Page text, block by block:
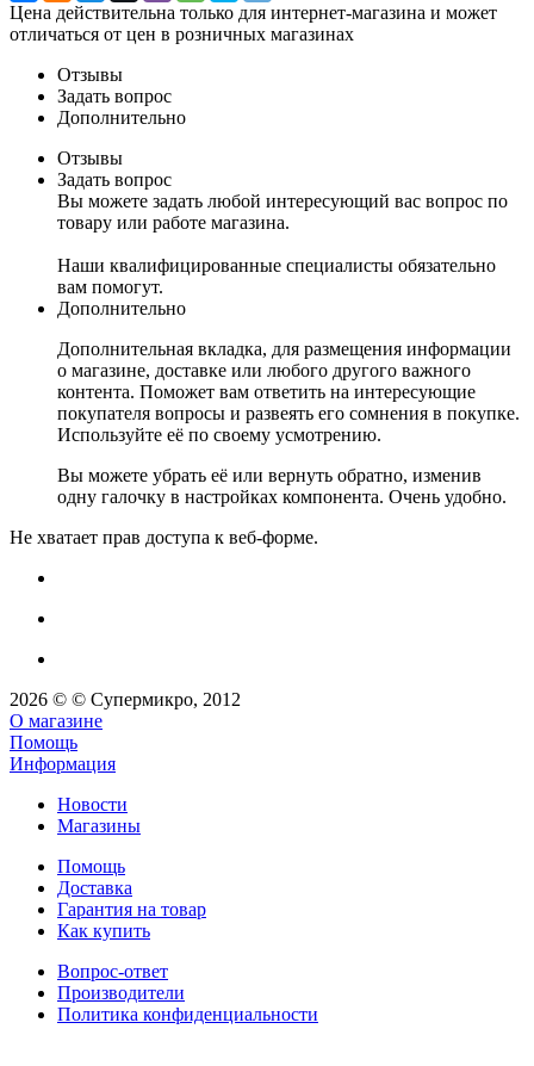
Цена действительна только для интернет-магазина и может
отличаться от цен в розничных магазинах
Отзывы
Задать вопрос
Дополнительно
Отзывы
Задать вопрос
Вы можете задать любой интересующий вас вопрос по
товару или работе магазина.
Наши квалифицированные специалисты обязательно
вам помогут.
Дополнительно
Дополнительная вкладка, для размещения информации
о магазине, доставке или любого другого важного
контента. Поможет вам ответить на интересующие
покупателя вопросы и развеять его сомнения в покупке.
Используйте её по своему усмотрению.
Вы можете убрать её или вернуть обратно, изменив
одну галочку в настройках компонента. Очень удобно.
Не хватает прав доступа к веб-форме.
2026 © © Супермикро, 2012
О магазине
Помощь
Информация
Новости
Магазины
Помощь
Доставка
Гарантия на товар
Как купить
Вопрос-ответ
Производители
Политика конфиденциальности